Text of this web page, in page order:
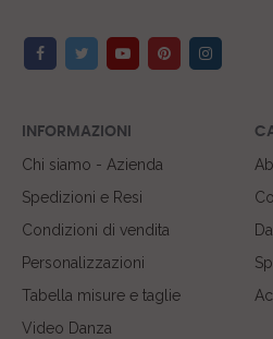
INFORMAZIONI
Chi siamo - Azienda
Spedizioni e Resi
Condizioni di vendita
Personalizzazioni
Tabella misure e taglie
Video Danza